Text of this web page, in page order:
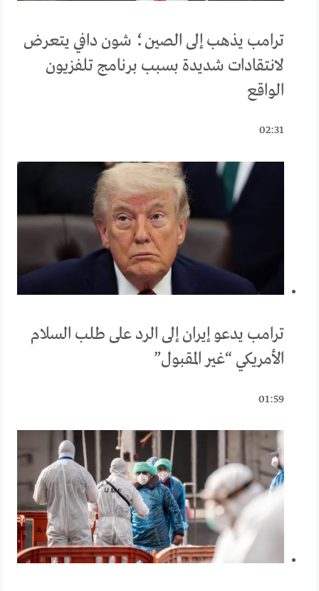
ترامب يذهب إلى الصين؛ شون دافي يتعرض
لانتقادات شديدة بسبب برنامج تلفزيون
الواقع
02:31
ترامب يدعو إيران إلى الرد على طلب السلام
الأمريكي “غير المقبول”
01:59